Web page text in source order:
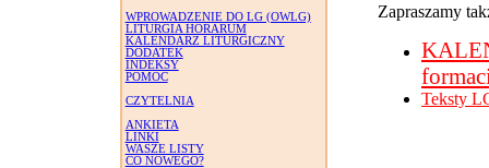
WPROWADZENIE DO LG (OWLG)
LITURGIA HORARUM
KALENDARZ LITURGICZNY
DODATEK
INDEKSY
POMOC
CZYTELNIA
ANKIETA
LINKI
WASZE LISTY
CO NOWEGO?
Zapraszamy
Teksty